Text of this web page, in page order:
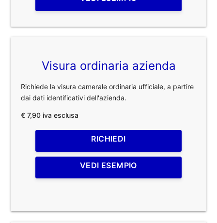
Visura ordinaria azienda
Richiede la visura camerale ordinaria ufficiale, a partire
dai dati identificativi dell'azienda.
€ 7,90 iva esclusa
RICHIEDI
VEDI ESEMPIO